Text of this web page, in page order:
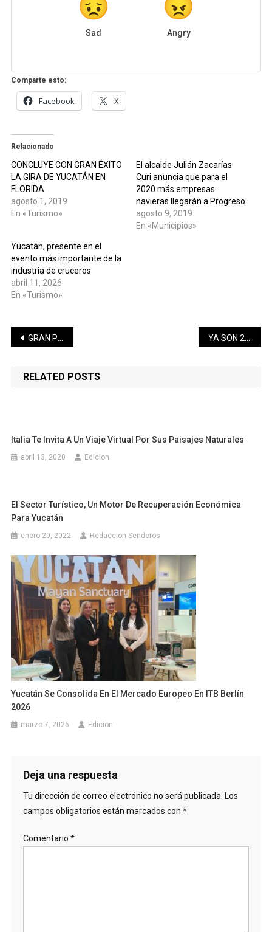
Sad Angry
Comparte esto:
Facebook X
Relacionado
CONCLUYE CON GRAN ÉXITO
LA GIRA DE YUCATÁN EN
FLORIDA
agosto 1, 2019
En «Turismo»
El alcalde Julián Zacarías
Curi anuncia que para el
2020 más empresas
navieras llegarán a Progreso
agosto 9, 2019
En «Municipios»
Yucatán, presente en el
evento más importante de la
industria de cruceros
abril 11, 2026
En «Turismo»
Navegación
de
entradas
GRAN PLAZA INVITA A SU FESTIVAL DE LA CULTURA YUCATECA
RELATED POSTS
Italia Te Invita A Un Viaje Virtual Por Sus Paisajes Naturales
abril 13, 2020 Edicion
El Sector Turístico, Un Motor De Recuperación Económica
Para Yucatán
enero 20, 2022 Redaccion Senderos
Yucatán Se Consolida En El Mercado Europeo En ITB Berlín
2026
marzo 7, 2026 Edicion
Deja una respuesta
Tu dirección de correo electrónico no será publicada. Los
campos obligatorios están marcados con *
Comentario *